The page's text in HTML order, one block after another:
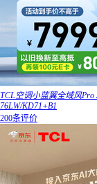
TCL空调小蓝翼全域风
76LW/KD71+B1
200条评价